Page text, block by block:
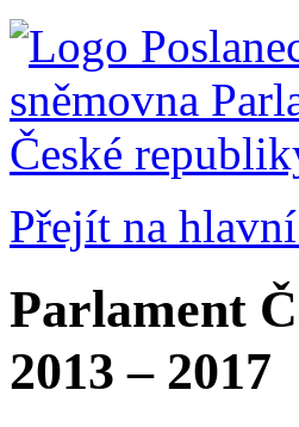
Přejít na
Parlament
2013 – 2017